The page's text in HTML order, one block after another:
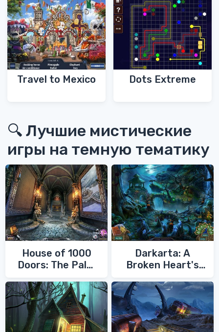
Travel to Mexico Dots Extreme
🔍 Лучшие мистические
игры на темную тематику
House of 1000
Doors: The Palm
Darkarta: A
Broken Heart's